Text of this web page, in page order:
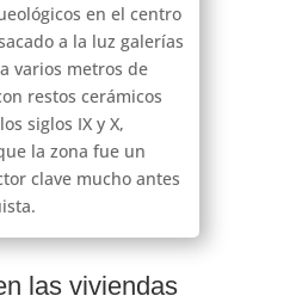
en el centro
a la luz galerías
varios metros de
restos cerámicos
siglos IX y X,
la zona fue un
clave mucho antes
las viviendas